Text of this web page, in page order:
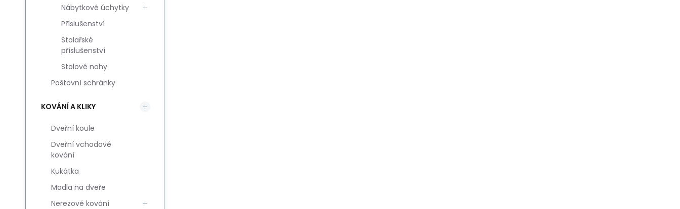
Nábytkové úchytky
Příslušenství
Stolařské
příslušenství
Stolové nohy
Poštovní schránky
KOVÁNÍ A KLIKY
Dveřní koule
Dveřní vchodové
kování
Kukátka
Madla na dveře
Nerezové kování